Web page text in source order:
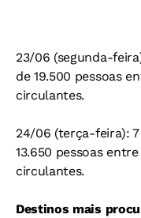
23/06 (segunda-
de 19.500 pessoas
circulantes.
24/06 (terça-feira):
13.650 pessoas
circulantes.
Destinos mais